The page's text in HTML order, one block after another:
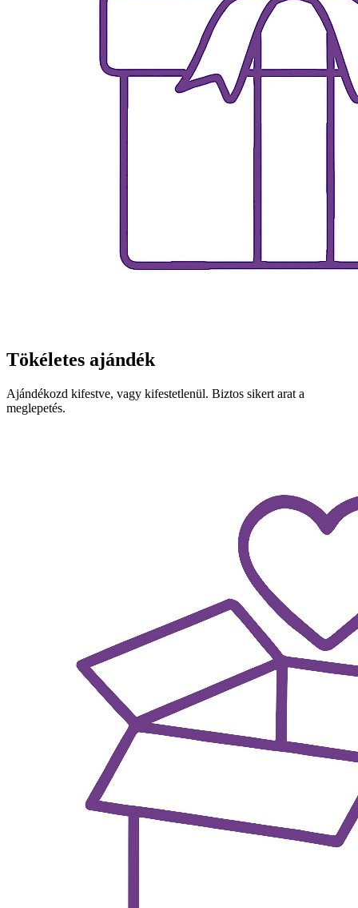
Tökéletes ajándék
Ajándékozd kifestve, vagy kifestetlenül. Biztos sikert arat a
meglepetés.